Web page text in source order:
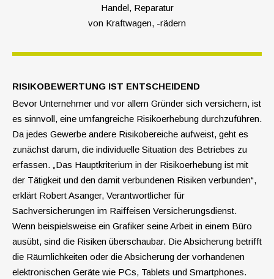
Handel, Reparatur
von Kraftwagen, -rädern
RISIKOBEWERTUNG IST ENTSCHEIDEND
Bevor Unternehmer und vor allem Gründer sich versichern, ist
es sinnvoll, eine umfangreiche Risikoerhebung durchzuführen.
Da jedes Gewerbe andere Risikobereiche aufweist, geht es
zunächst darum, die individuelle Situation des Betriebes zu
erfassen. „Das Hauptkriterium in der Risikoerhebung ist mit
der Tätigkeit und den damit verbundenen Risiken verbunden“,
erklärt Robert Asanger, Verantwortlicher für
Sachversicherungen im Raiffeisen Versicherungsdienst.
Wenn beispielsweise ein Grafiker seine Arbeit in einem Büro
ausübt, sind die Risiken überschaubar. Die Absicherung betrifft
die Räumlichkeiten oder die Absicherung der vorhandenen
elektro­nischen Geräte wie PCs, Tablets und Smart­phones.